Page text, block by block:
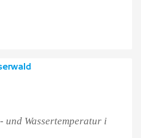
und Wassertemperatur i